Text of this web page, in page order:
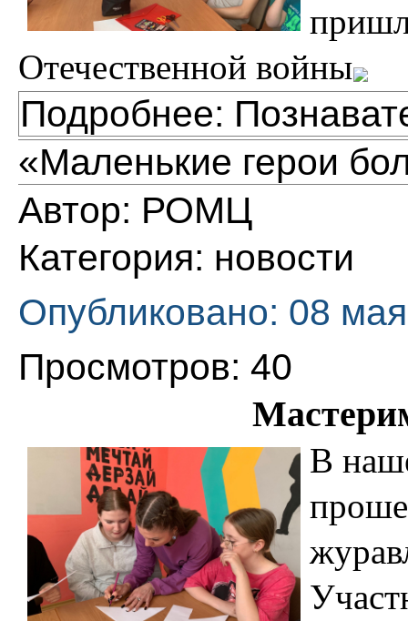
Отечественной войны
Подробнее:
«Маленькие герои
Автор: РОМЦ
Категория: новости
Опубликовано: 08
Просмотров: 40
В